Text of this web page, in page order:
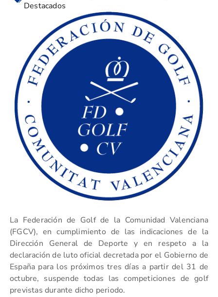
Destacados
La Federación de Golf de la Comunidad Valenciana
(FGCV), en cumplimiento de las indicaciones de la
Dirección General de Deporte y en respeto a la
declaración de luto oficial decretada por el Gobierno de
España para los próximos tres días a partir del 31 de
octubre, suspende todas las competiciones de golf
previstas durante dicho periodo.